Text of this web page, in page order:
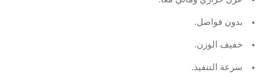
بدون فواصل.
خفيف الوزن.
سرعة التنفيذ.